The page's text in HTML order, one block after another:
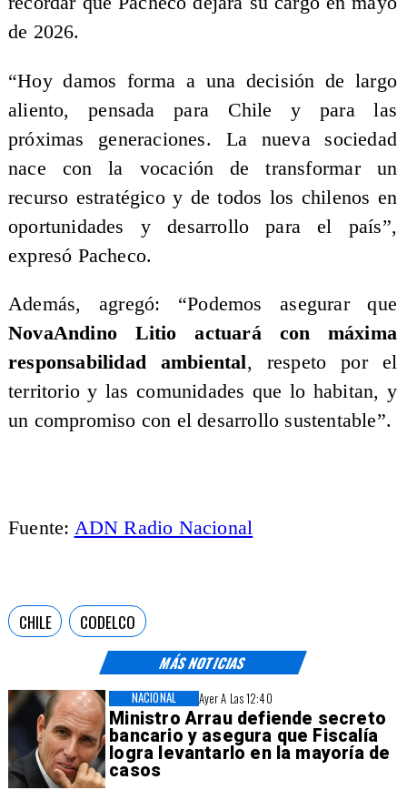
MÁS NOTICIAS
Ayer A Las 12:40
Ministro Arrau defiende secreto
bancario y asegura que Fiscalía
logra levantarlo en la mayoría de
casos
NACIONAL
de 2026.
“Hoy damos forma a una decisión de largo
aliento, pensada para Chile y para las
próximas generaciones. La nueva sociedad
nace con la vocación de transformar un
recurso estratégico y de todos los chilenos en
oportunidades y desarrollo para el país”,
expresó Pacheco.
Además, agregó: “Podemos asegurar que
NovaAndino Litio actuará con máxima
responsabilidad ambiental, respeto por el
territorio y las comunidades que lo habitan, y
un compromiso con el desarrollo sustentable”.
Fuente: ADN Radio Nacional
CHILE CODELCO